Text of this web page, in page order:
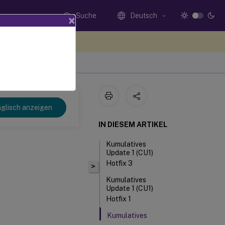
Suche Deutsch
anzeigen
>
IN DIESEM ARTIKEL
Kumulatives
Update 1 (CU1)
Hotfix 3
Kumulatives
Update 1 (CU1)
Hotfix 1
Kumulatives
×